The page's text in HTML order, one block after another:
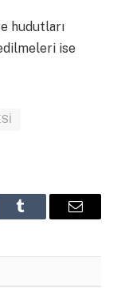
hudutları
ise
Tumblr Email